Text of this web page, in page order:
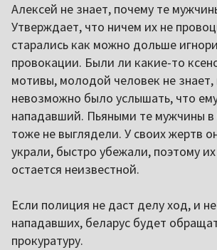
Алексей не знает, почему те
Утверждает, что ничем их не
старались как можно дольше
провокации. Были ли какие-то
мотивы, молодой человек не знает,
невозможно было услышать, что
нападавший. Пьяными те мужчины в
тоже не выглядели. У своих жертв
украли, быстро убежали, поэтому
остается неизвестной.
Если полиция не даст делу ход, и
нападавших, беларус будет
прокуратуру.